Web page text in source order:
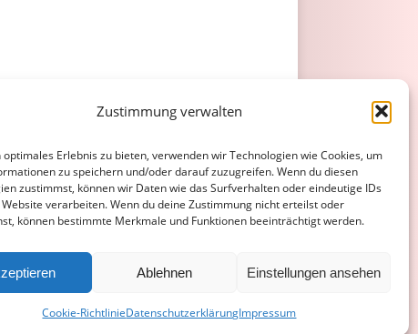
Zustimmung verwalten
optimales Erlebnis zu bieten, verwenden wir Technologien wie Cookies, um
zu speichern und/oder darauf zuzugreifen. Wenn du diesen
zustimmst, können wir Daten wie das Surfverhalten oder eindeutige IDs
verarbeiten. Wenn du deine Zustimmung nicht erteilst oder
können bestimmte Merkmale und Funktionen beeinträchtigt werden.
Ablehnen Einstellungen ansehen
Cookie-RichtlinieDatenschutzerklärungImpressum
(90. Pantano), Schürg.
(53. Simsek), Sprung.
DATENSCHUTZERKLÄRUNG COOKIE-RICHTLINIE (EU)